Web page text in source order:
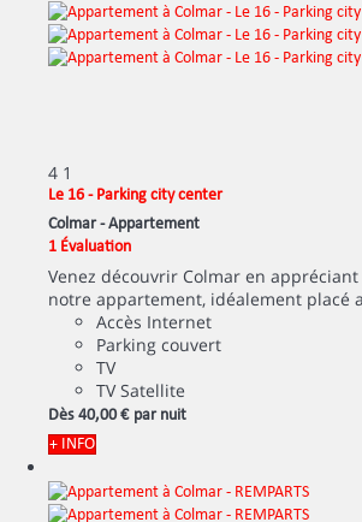
4 1
Le 16 - Parking city center
Colmar -Appartement
1 Évaluation
Venez découvrir Colmar en
notre appartement, idéalement placé
Accès Internet
Parking couvert
TV
TV Satellite
Dès 40,00 € par nuit
+ INFO